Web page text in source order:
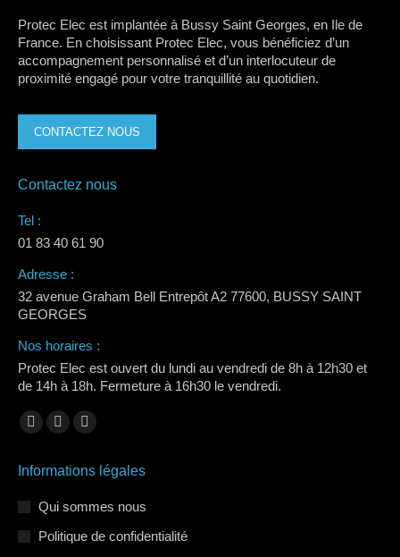
Protec Elec est implantée à Bussy Saint Georges, en Ile de
France. En choisissant Protec Elec, vous bénéficiez d’un
accompagnement personnalisé et d’un interlocuteur de
proximité engagé pour votre tranquillité au quotidien.
CONTACTEZ NOUS
Contactez nous
Tel :
01 83 40 61 90
Adresse :
32 avenue Graham Bell Entrepôt A2 77600, BUSSY SAINT
GEORGES
Nos horaires :
Protec Elec est ouvert du lundi au vendredi de 8h à 12h30 et
de 14h à 18h. Fermeture à 16h30 le vendredi.
Trouvez nous sur :
La
Facebook
s'ouvre
La
LinkedIn
s'ouvre
La
Instagram
s'ouvre
Informations légales
Qui sommes nous
Politique de confidentialité